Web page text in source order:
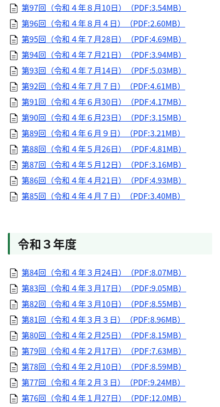
第97回（令和４年８月10日）（PDF:3.54MB）
第96回（令和４年８月４日）（PDF:2.60MB）
第95回（令和４年７月28日）（PDF:4.69MB）
第94回（令和４年７月21日）（PDF:3.94MB）
第93回（令和４年７月14日）（PDF:5.03MB）
第92回（令和４年７月７日）（PDF:4.61MB）
第91回（令和４年６月30日）（PDF:4.17MB）
第90回（令和４年６月23日）（PDF:3.15MB）
第89回（令和４年６月９日）（PDF:3.21MB）
第88回（令和４年５月26日）（PDF:4.81MB）
第87回（令和４年５月12日）（PDF:3.16MB）
第86回（令和４年４月21日）（PDF:4.93MB）
第85回（令和４年４月７日）（PDF:3.40MB）
令和３年度
第84回（令和４年３月24日）（PDF:8.07MB）
第83回（令和４年３月17日）（PDF:9.05MB）
第82回（令和４年３月10日）（PDF:8.55MB）
第81回（令和４年３月３日）（PDF:8.96MB）
第80回（令和４年２月25日）（PDF:8.15MB）
第79回（令和４年２月17日）（PDF:7.63MB）
第78回（令和４年２月10日）（PDF:8.59MB）
第77回（令和４年２月３日）（PDF:9.24MB）
第76回（令和４年１月27日）（PDF:12.0MB）